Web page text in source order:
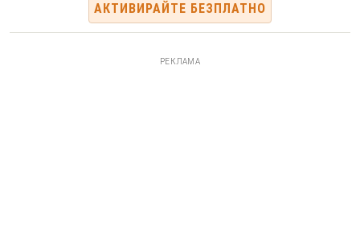
АКТИВИРАЙТЕ БЕЗПЛАТНО
РЕКЛАМА